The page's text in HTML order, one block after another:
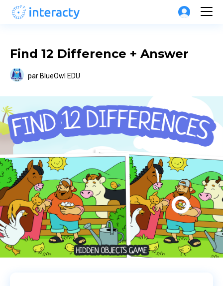
Find 12 Difference + Answer
parBlueOwl EDU